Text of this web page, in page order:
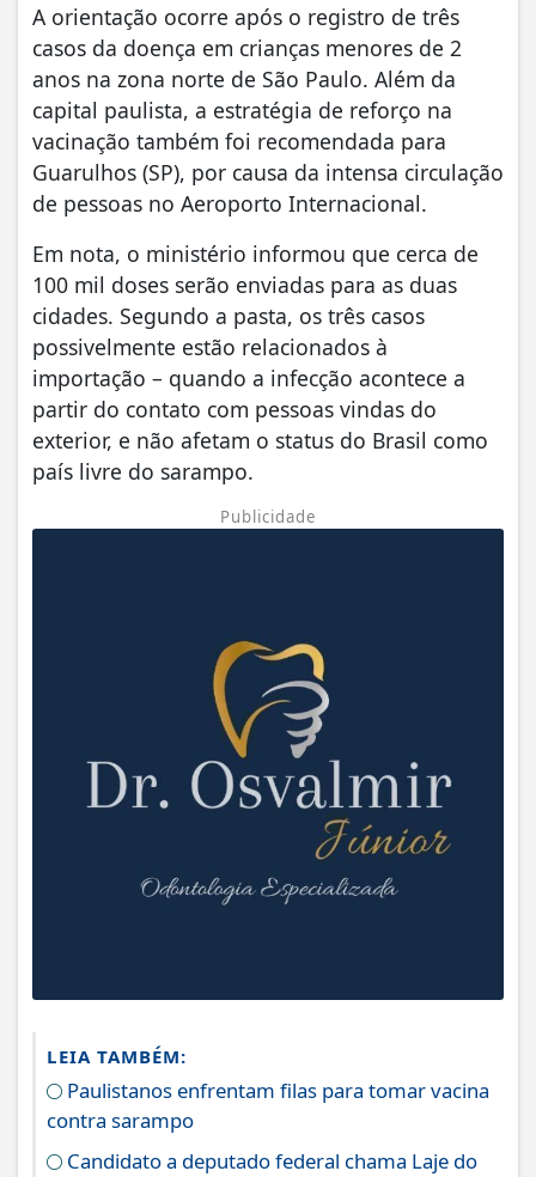
A orientação ocorre após o registro de três
casos da doença em crianças menores de 2
anos na zona norte de São Paulo. Além da
capital paulista, a estratégia de reforço na
vacinação também foi recomendada para
Guarulhos (SP), por causa da intensa circulação
de pessoas no Aeroporto Internacional.
Em nota, o ministério informou que cerca de
100 mil doses serão enviadas para as duas
cidades. Segundo a pasta, os três casos
possivelmente estão relacionados à
importação – quando a infecção acontece a
partir do contato com pessoas vindas do
exterior, e não afetam o status do Brasil como
país livre do sarampo.
Publicidade
LEIA TAMBÉM:
Paulistanos enfrentam filas para tomar vacina
contra sarampo
Candidato a deputado federal chama Laje do